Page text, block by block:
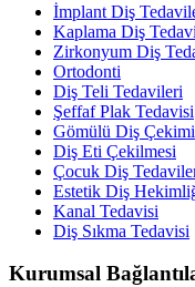
İmplant Diş
Kaplama Diş
Zirkonyum Diş
Ortodonti
Diş Teli Tedavileri
Şeffaf Plak Tedavisi
Gömülü Diş Çekimi
Diş Eti Çekilmesi
Çocuk Diş
Estetik Diş
Kanal Tedavisi
Diş Sıkma Tedavisi
Kurumsal